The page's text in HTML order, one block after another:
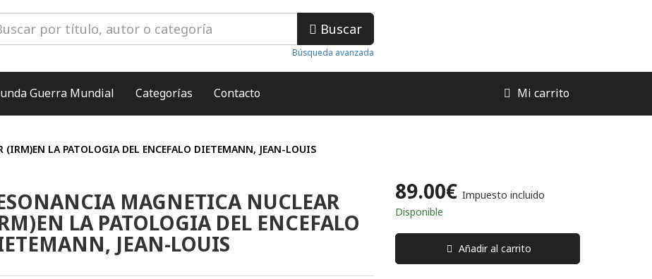
Buscar
Búsqueda avanzada
Guerra Mundial Categorías Contacto Mi carrito
(IRM)EN LA PATOLOGIA DEL ENCEFALO DIETEMANN, JEAN-LOUIS
MAGNETICA NUCLEAR
LA PATOLOGIA DEL ENCEFALO
JEAN-LOUIS
89.00€ Impuesto incluido
Disponible
Añadir al carrito